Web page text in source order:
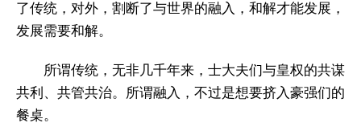
了传统，对外，割断了与世界的融入，和解才能发展，
发展需要和解。
所谓传统，无非几千年来，士大夫们与皇权的共谋
共利、共管共治。所谓融入，不过是想要挤入豪强们的
餐桌。